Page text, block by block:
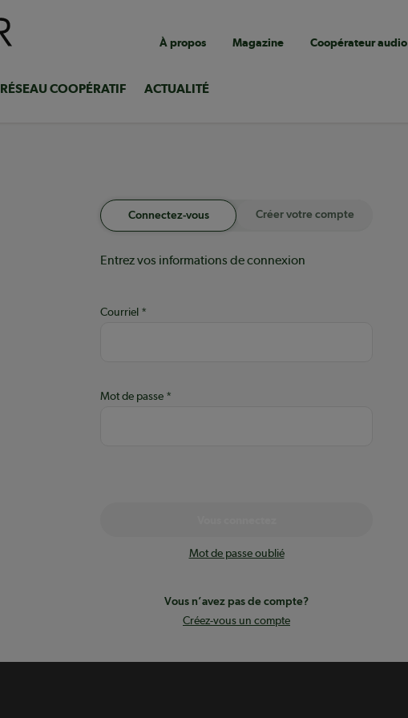
Navigation
utilitaire
À propos Magazine Coopérateur audio
RÉSEAU COOPÉRATIF ACTUALITÉ
Connectez-vous Créer votre compte
Entrez vos informations de connexion
Courriel
Mot de passe
Mot de passe oublié
Vous n’avez pas de compte?
Créez-vous un compte